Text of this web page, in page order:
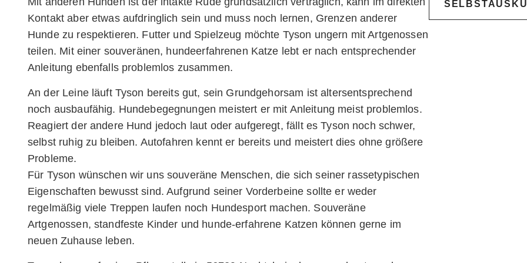
Kontakt aber etwas aufdringlich sein und muss noch lernen, Grenzen anderer
Hunde zu respektieren. Futter und Spielzeug möchte Tyson ungern mit Artgenossen
teilen. Mit einer souveränen, hundeerfahrenen Katze lebt er nach entsprechender
Anleitung ebenfalls problemlos zusammen.
An der Leine läuft Tyson bereits gut, sein Grundgehorsam ist altersentsprechend
noch ausbaufähig. Hundebegegnungen meistert er mit Anleitung meist problemlos.
Reagiert der andere Hund jedoch laut oder aufgeregt, fällt es Tyson noch schwer,
selbst ruhig zu bleiben. Autofahren kennt er bereits und meistert dies ohne größere
Probleme.
Für Tyson wünschen wir uns souveräne Menschen, die sich seiner rassetypischen
Eigenschaften bewusst sind. Aufgrund seiner Vorderbeine sollte er weder
regelmäßig viele Treppen laufen noch Hundesport machen. Souveräne
Artgenossen, standfeste Kinder und hunde-erfahrene Katzen können gerne im
neuen Zuhause leben.